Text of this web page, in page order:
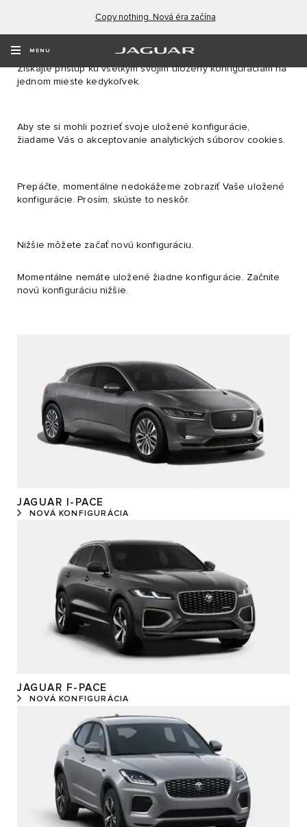
Copy nothing. Nová éra začína
MENU
VAŠE ULOŽENÉ KONFIGURÁCIE
Získajte prístup ku všetkým svojim uložený konfiguráciám na
jednom mieste kedykoľvek.
Aby ste si mohli pozrieť svoje uložené konfigurácie,
žiadame Vás o akceptovanie analytických súborov cookies.
Prepáčte, momentálne nedokážeme zobraziť Vaše uložené
konfigurácie. Prosím, skúste to neskôr.
Nižšie môžete začať novú konfiguráciu.
Momentálne nemáte uložené žiadne konfigurácie. Začnite
novú konfiguráciu nižšie.
JAGUAR I-PACE
NOVÁ KONFIGURÁCIA
JAGUAR F-PACE
NOVÁ KONFIGURÁCIA